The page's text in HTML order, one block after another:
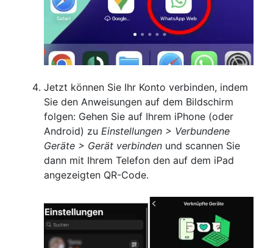
Jetzt können Sie Ihr Konto verbinden, indem
Sie den Anweisungen auf dem Bildschirm
folgen: Gehen Sie auf Ihrem iPhone (oder
Android) zu Einstellungen > Verbundene
Geräte > Gerät verbinden und scannen Sie
dann mit Ihrem Telefon den auf dem iPad
angezeigten QR-Code.